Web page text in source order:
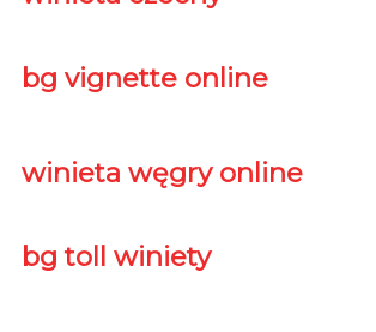
bg vignette online
winieta węgry online
bg toll winiety